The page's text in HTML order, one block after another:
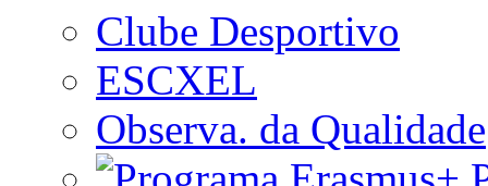
Clube Desportivo
ESCXEL
Observa. da Qualidade